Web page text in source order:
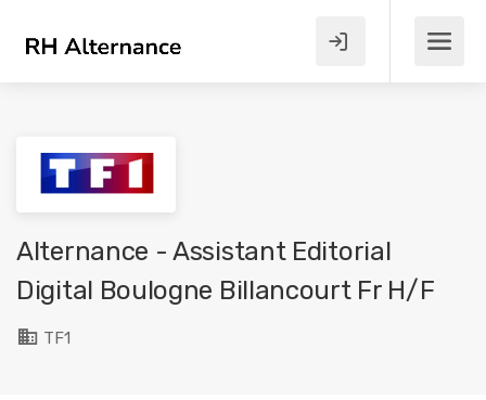
Alternance - Assistant Editorial
Digital Boulogne Billancourt Fr H/F
TF1